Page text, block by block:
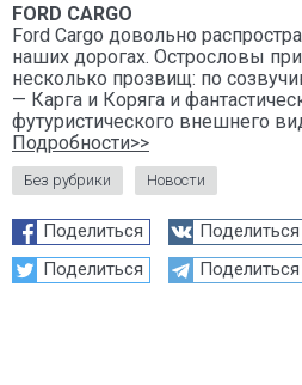
FORD CARGO
Ford Cargo довольно
наших дорогах. Острословы
несколько прозвищ: по
— Карга и Коряга и
футуристического внешнего
Подробности>>
Без рубрики Новости
Поделиться Поделиться
Поделиться
Поделиться